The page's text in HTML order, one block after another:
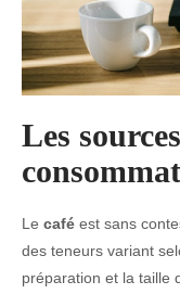
Les
Le café est sans
des teneurs variant
préparation et la taille